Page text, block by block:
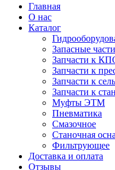
Главная
О нас
Каталог
Запасные
Запчасти к
Запчасти к
Запчасти к
Запчасти к
Муфты ЭТМ
Пневматика
Смазочное
Станочная
Фильтрующее
Доставка и оплата
Отзывы